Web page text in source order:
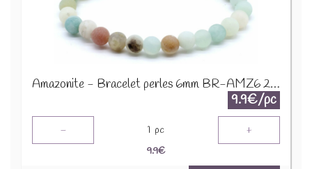
Amazonite - Bracelet perles 6mm BR-AMZ6 2274
9.9€/pc
- 1 pc +
9.9€